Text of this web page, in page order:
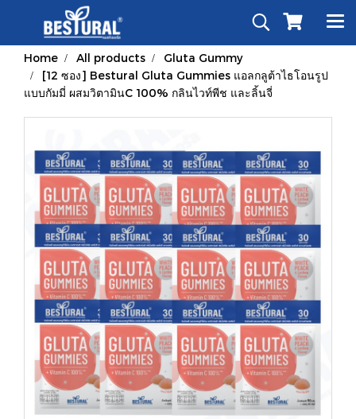
Home All products
Gluta Gummy
[12 ซอง] Bestural Gluta Gummies แอลกลูต้าไธโอนรูป
แบบกัมมี่ ผสมวิตามินC 100% กลินไวท์พีช และลิ้นจี่